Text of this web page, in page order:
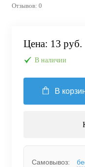
Отзывов: 0
Цена: 13 руб.
В наличии
В
Самовывоз: